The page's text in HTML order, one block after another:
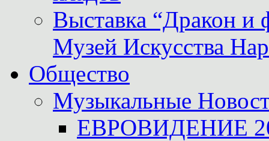
Выставка “Дракон и
Музей Искусства
Общество
Музыкальные
ЕВРОВИДЕНИЕ